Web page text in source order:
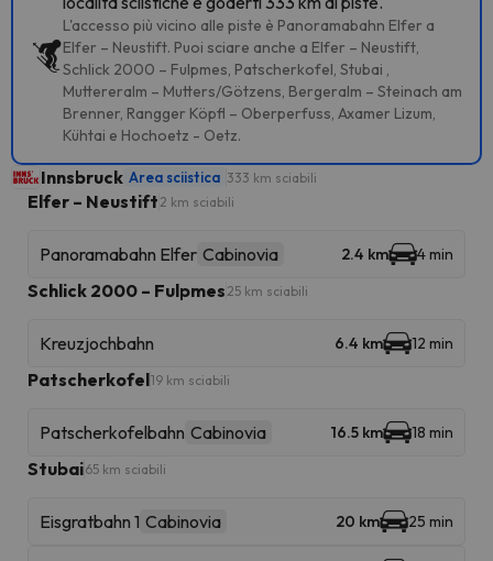
L'accesso più vicino alle piste è Panoramabahn Elfer a
Elfer – Neustift. Puoi sciare anche a Elfer – Neustift,
Schlick 2000 – Fulpmes, Patscherkofel, Stubai ,
Muttereralm – Mutters/Götzens, Bergeralm – Steinach am
Brenner, Rangger Köpfl – Oberperfuss, Axamer Lizum,
Kühtai e Hochoetz - Oetz.
Innsbruck Area sciistica 333 km sciabili
Elfer – Neustift 2 km sciabili
Panoramabahn Elfer Cabinovia 2.4 km 4 min
Schlick 2000 – Fulpmes 25 km sciabili
Kreuzjochbahn 6.4 km 12 min
Patscherkofel19 km sciabili
Patscherkofelbahn Cabinovia 16.5 km 18 min
Stubai65 km sciabili
Eisgratbahn 1 Cabinovia 20 km 25 min